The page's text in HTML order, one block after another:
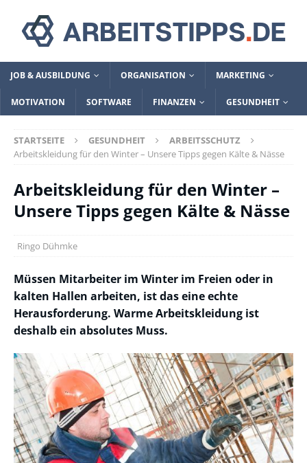
JOB & AUSBILDUNG ORGANISATION MARKETING
MOTIVATION SOFTWARE FINANZEN GESUNDHEIT
STARTSEITE GESUNDHEIT
ARBEITSSCHUTZ
Arbeitskleidung für den Winter – Unsere Tipps gegen Kälte & Nässe
Arbeitskleidung für den Winter –
Unsere Tipps gegen Kälte & Nässe
Ringo Dühmke
Müssen Mitarbeiter im Winter im Freien oder in
kalten Hallen arbeiten, ist das eine echte
Herausforderung. Warme Arbeitskleidung ist
deshalb ein absolutes Muss.